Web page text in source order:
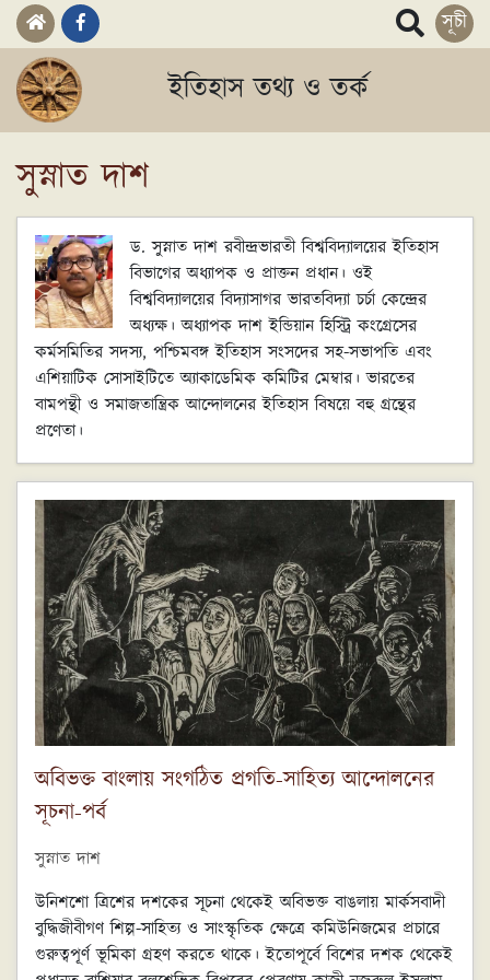
সূচী
ইতিহাস তথ্য ও তর্ক
সুস্নাত দাশ
ড. সুস্নাত দাশ রবীন্দ্রভারতী বিশ্ববিদ্যালয়ের ইতিহাস
বিভাগের অধ্যাপক ও প্রাক্তন প্রধান। ওই
বিশ্ববিদ্যালয়ের বিদ্যাসাগর ভারতবিদ্যা চর্চা কেন্দ্রের
অধ্যক্ষ। অধ্যাপক দাশ ইন্ডিয়ান হিস্ট্রি কংগ্রেসের
কর্মসমিতির সদস্য, পশ্চিমবঙ্গ ইতিহাস সংসদের সহ-সভাপতি এবং
এশিয়াটিক সোসাইটিতে অ্যাকাডেমিক কমিটির মেম্বার। ভারতের
বামপন্থী ও সমাজতান্ত্রিক আন্দোলনের ইতিহাস বিষয়ে বহু গ্রন্থের
প্রণেতা।
অবিভক্ত বাংলায় সংগঠিত প্রগতি-সাহিত্য আন্দোলনের
সূচনা-পর্ব
সুস্নাত দাশ
উনিশশো ত্রিশের দশকের সূচনা থেকেই অবিভক্ত বাঙলায় মার্কসবাদী
বুদ্ধিজীবীগণ শিল্প-সাহিত্য ও সাংস্কৃতিক ক্ষেত্রে কমিউনিজমের প্রচারে
গুরুত্বপূর্ণ ভূমিকা গ্রহণ করতে থাকে। ইতোপূর্বে বিশের দশক থেকেই